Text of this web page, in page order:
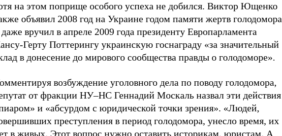
на этом поприще особого успеха не добился. Виктор Ющенко
объявил 2008 год на Украине годом памяти жертв голодомора
вручил в апреле 2009 года президенту Европарламента
Герту Поттерингу украинскую госнаграду «за значительный
в донесение до мирового сообщества правды о голодоморе».
возбуждение уголовного дела по поводу голодомора,
от фракции НУ–НС Геннадий Москаль назвал эти действия
и «абсурдом с юридической точки зрения». «Людей,
преступления в период голодомора, унесло время, их
в живых. Этот вопрос нужно оставить историкам, юристам. А